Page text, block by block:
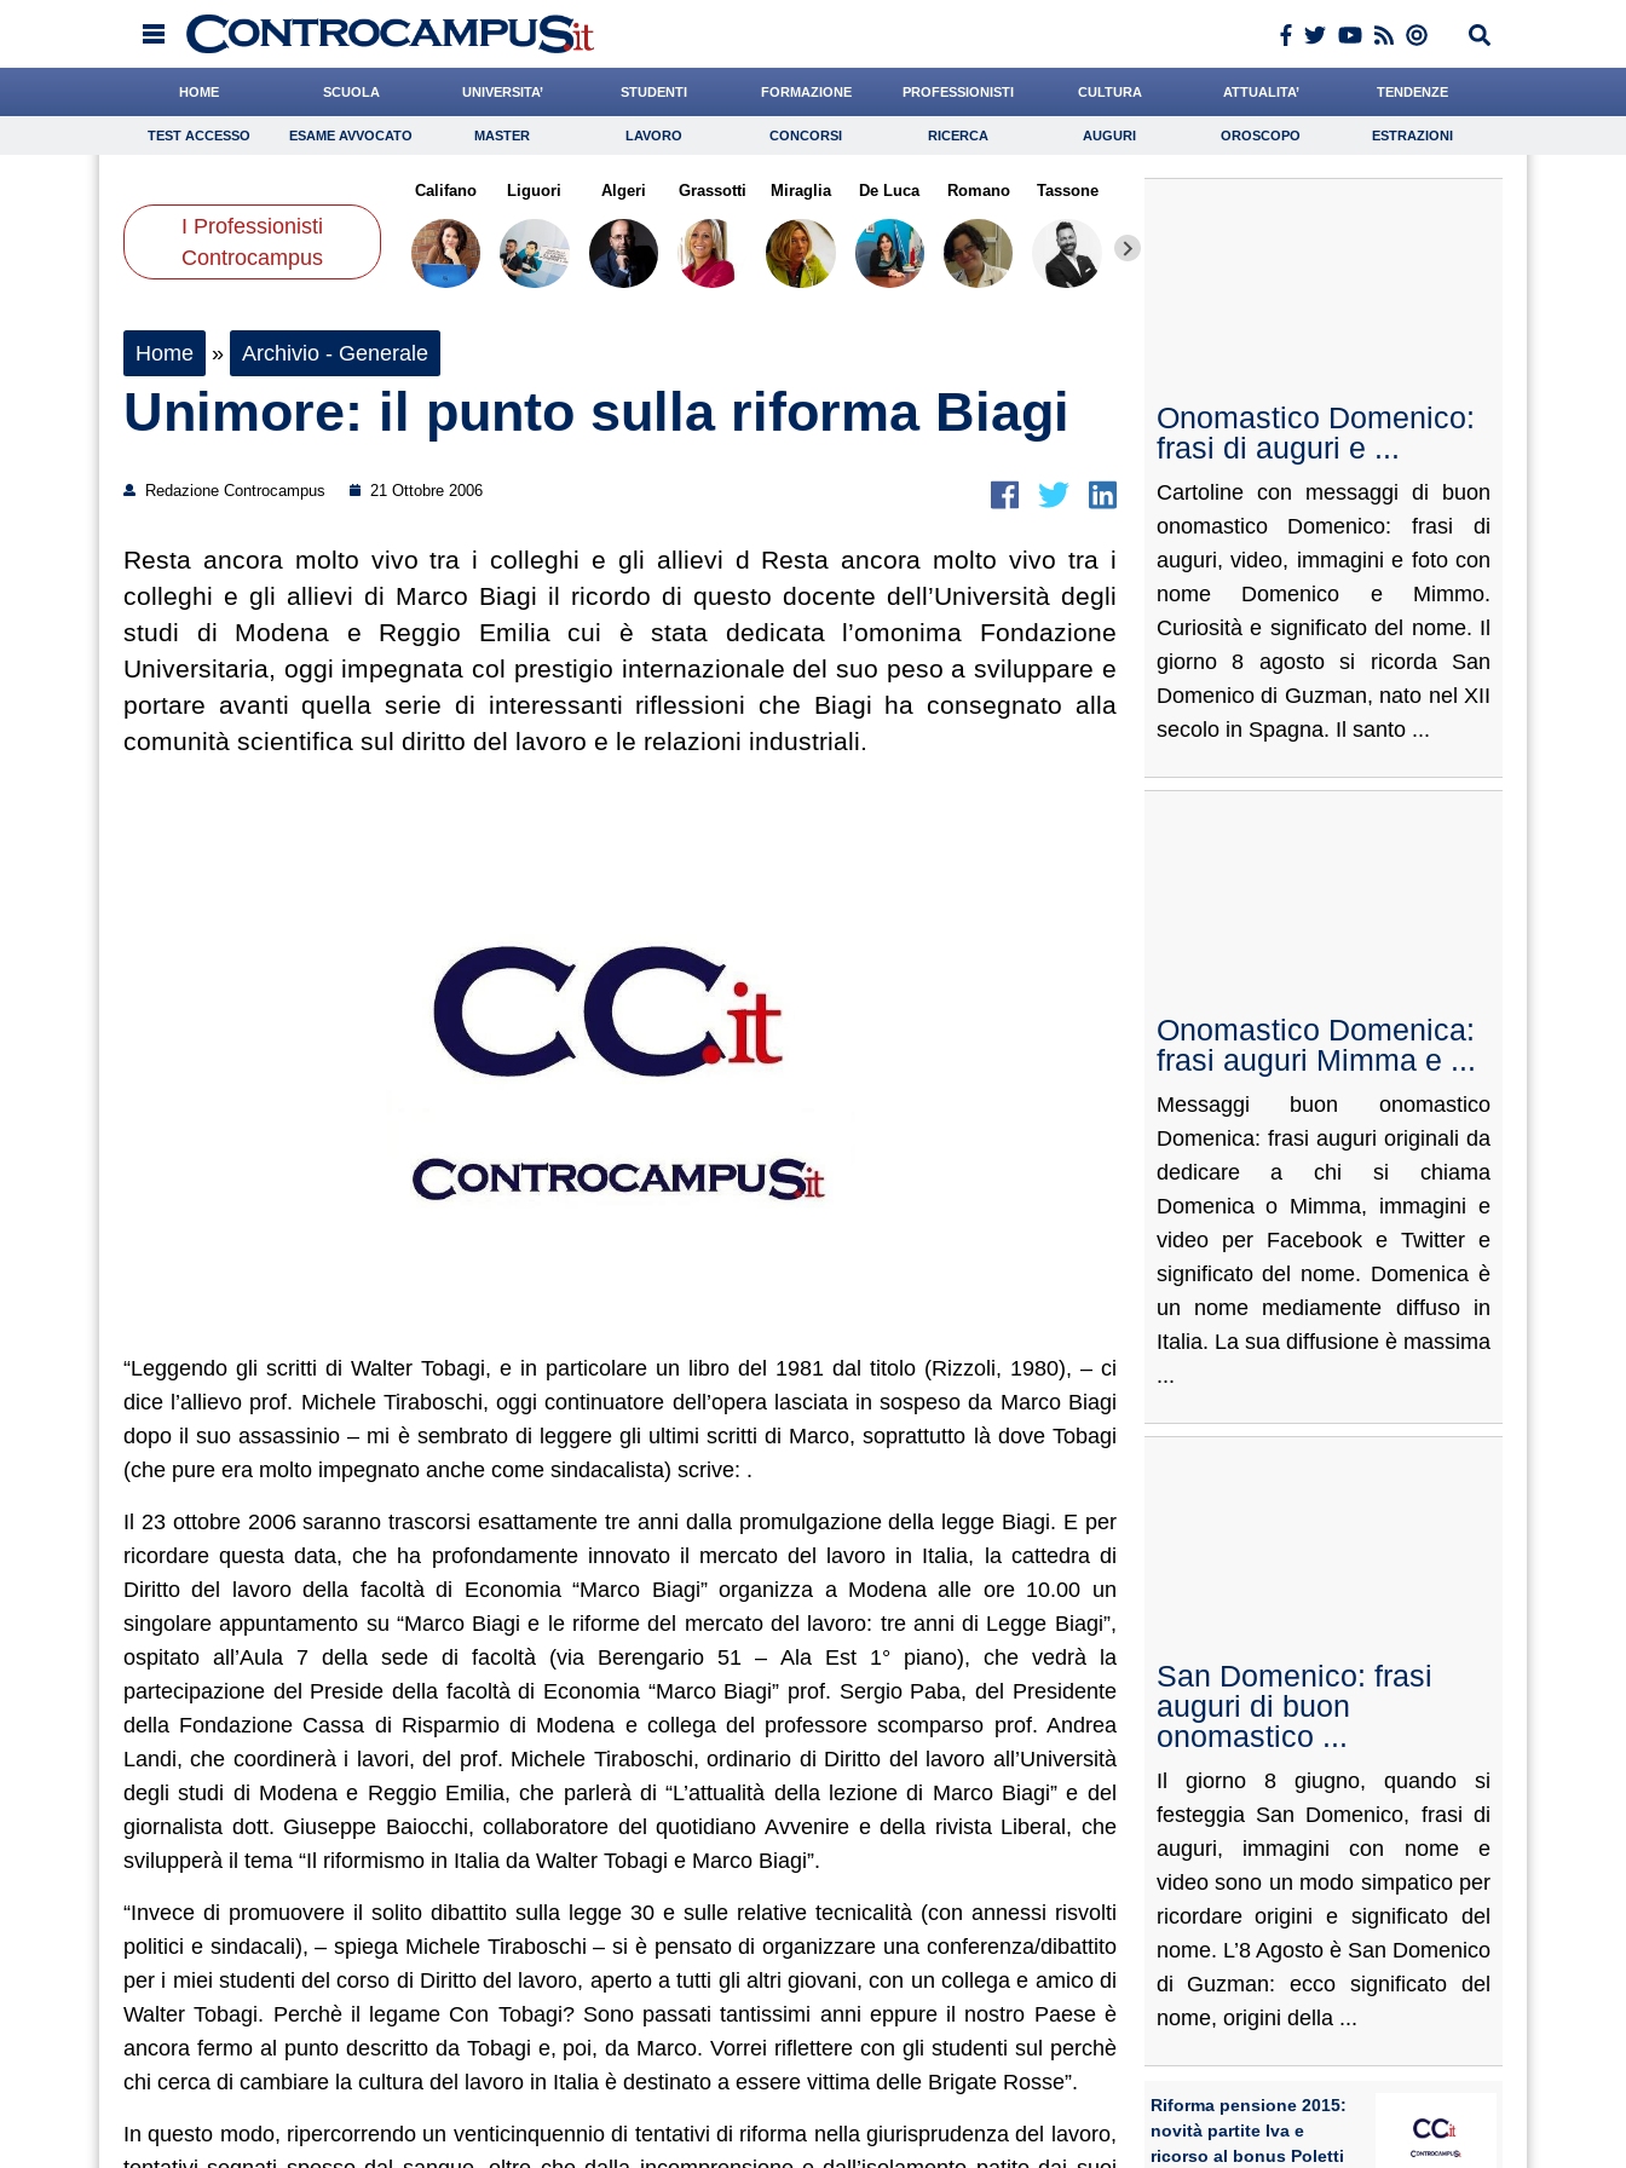
HOME SCUOLA UNIVERSITA’ STUDENTI FORMAZIONE PROFESSIONISTI CULTURA ATTUALITA’ TENDENZE
TEST ACCESSO Esame Avvocato Master Lavoro Concorsi Ricerca Auguri Oroscopo Estrazioni
Consigli Risparmio Diritto Economia Giornalista
Scienze
TEST ACCESSO ESAME AVVOCATO MASTER LAVORO CONCORSI RICERCA AUGURI OROSCOPO ESTRAZIONI
I Professionisti
Controcampus
Califano Liguori Algeri Grassotti Miraglia De Luca Romano Tassone
Home » Archivio - Generale
Unimore: il punto sulla riforma Biagi
Redazione Controcampus 21 Ottobre 2006
Resta ancora molto vivo tra i colleghi e gli allievi d Resta ancora molto vivo tra i
colleghi e gli allievi di Marco Biagi il ricordo di questo docente dell’Università degli
studi di Modena e Reggio Emilia cui è stata dedicata l’omonima Fondazione
Universitaria, oggi impegnata col prestigio internazionale del suo peso a sviluppare e
portare avanti quella serie di interessanti riflessioni che Biagi ha consegnato alla
comunità scientifica sul diritto del lavoro e le relazioni industriali.
“Leggendo gli scritti di Walter Tobagi, e in particolare un libro del 1981 dal titolo (Rizzoli, 1980), – ci
dice l’allievo prof. Michele Tiraboschi, oggi continuatore dell’opera lasciata in sospeso da Marco Biagi
dopo il suo assassinio – mi è sembrato di leggere gli ultimi scritti di Marco, soprattutto là dove Tobagi
(che pure era molto impegnato anche come sindacalista) scrive: .
Il 23 ottobre 2006 saranno trascorsi esattamente tre anni dalla promulgazione della legge Biagi. E per
ricordare questa data, che ha profondamente innovato il mercato del lavoro in Italia, la cattedra di
Diritto del lavoro della facoltà di Economia “Marco Biagi” organizza a Modena alle ore 10.00 un
singolare appuntamento su “Marco Biagi e le riforme del mercato del lavoro: tre anni di Legge Biagi”,
ospitato all’Aula 7 della sede di facoltà (via Berengario 51 – Ala Est 1° piano), che vedrà la
partecipazione del Preside della facoltà di Economia “Marco Biagi” prof. Sergio Paba, del Presidente
della Fondazione Cassa di Risparmio di Modena e collega del professore scomparso prof. Andrea
Landi, che coordinerà i lavori, del prof. Michele Tiraboschi, ordinario di Diritto del lavoro all’Università
degli studi di Modena e Reggio Emilia, che parlerà di “L’attualità della lezione di Marco Biagi” e del
giornalista dott. Giuseppe Baiocchi, collaboratore del quotidiano Avvenire e della rivista Liberal, che
svilupperà il tema “Il riformismo in Italia da Walter Tobagi e Marco Biagi”.
“Invece di promuovere il solito dibattito sulla legge 30 e sulle relative tecnicalità (con annessi risvolti
politici e sindacali), – spiega Michele Tiraboschi – si è pensato di organizzare una conferenza/dibattito
per i miei studenti del corso di Diritto del lavoro, aperto a tutti gli altri giovani, con un collega e amico di
Walter Tobagi. Perchè il legame Con Tobagi? Sono passati tantissimi anni eppure il nostro Paese è
ancora fermo al punto descritto da Tobagi e, poi, da Marco. Vorrei riflettere con gli studenti sul perchè
chi cerca di cambiare la cultura del lavoro in Italia è destinato a essere vittima delle Brigate Rosse”.
In questo modo, ripercorrendo un venticinquennio di tentativi di riforma nella giurisprudenza del lavoro,
Onomastico Domenico:
frasi di auguri e ...
Cartoline con messaggi di buon
onomastico Domenico: frasi di
auguri, video, immagini e foto con
nome Domenico e Mimmo.
Curiosità e significato del nome. Il
giorno 8 agosto si ricorda San
Domenico di Guzman, nato nel XII
secolo in Spagna. Il santo ...
Onomastico Domenica:
frasi auguri Mimma e ...
Messaggi buon onomastico
Domenica: frasi auguri originali da
dedicare a chi si chiama
Domenica o Mimma, immagini e
video per Facebook e Twitter e
significato del nome. Domenica è
un nome mediamente diffuso in
Italia. La sua diffusione è massima
...
San Domenico: frasi
auguri di buon
onomastico ...
Il giorno 8 giugno, quando si
festeggia San Domenico, frasi di
auguri, immagini con nome e
video sono un modo simpatico per
ricordare origini e significato del
nome. L’8 Agosto è San Domenico
di Guzman: ecco significato del
nome, origini della ...
Riforma pensione 2015:
novità partite Iva e
ricorso al bonus Poletti